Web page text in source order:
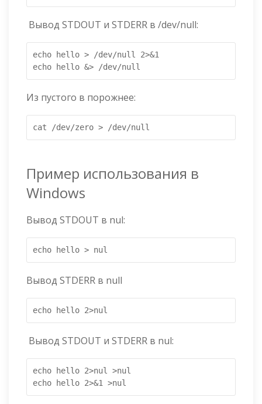
Вывод STDOUT и STDERR в /dev/null:
echo hello > /dev/null 2>&1
echo hello &> /dev/null
Из пустого в порожнее:
cat /dev/zero > /dev/null
Пример использования в
Windows
Вывод STDOUT в nul:
echo hello > nul
Вывод STDERR в null
echo hello 2>nul
Вывод STDOUT и STDERR в nul:
echo hello 2>nul >nul
echo hello 2>&1 >nul